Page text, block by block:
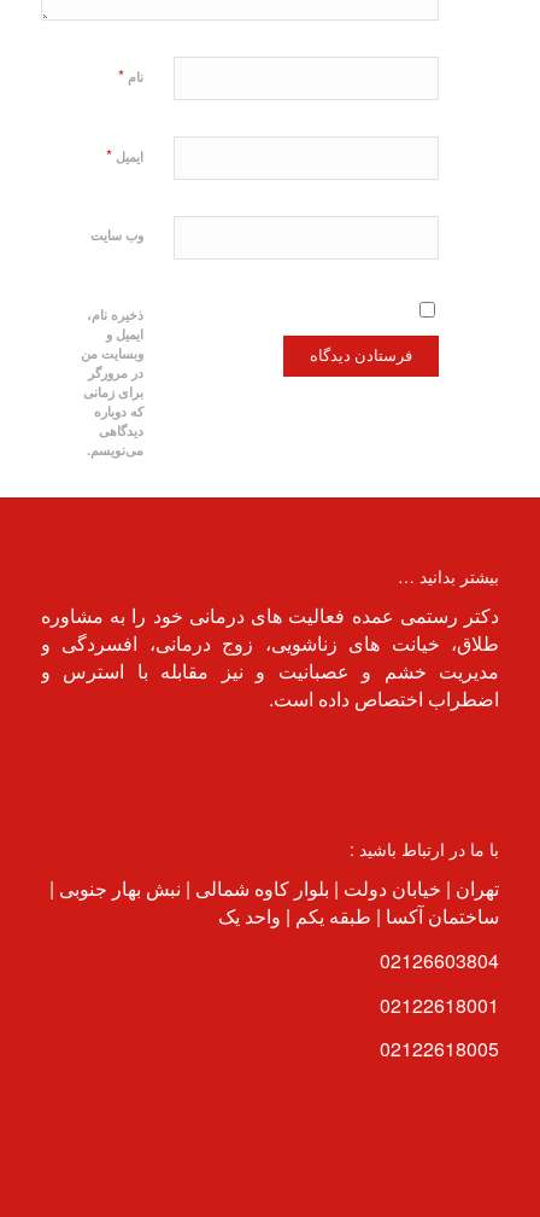
نام *
ایمیل *
وب‌ سایت
ذخیره نام،
ایمیل و
وبسایت من
در مرورگر
برای زمانی
که دوباره
دیدگاهی
می‌نویسم.
بیشتر بدانید …
دکتر رستمی عمده فعالیت های درمانی خود را به مشاوره
طلاق، خیانت های زناشویی، زوج درمانی، افسردگی و
مدیریت خشم و عصبانیت و نیز مقابله با استرس و
اضطراب اختصاص داده است.
با ما در ارتباط باشید :
تهران | خیابان دولت | بلوار کاوه شمالی | نبش بهار جنوبی |
ساختمان آکسا | طبقه یکم | واحد یک
02126603804
02122618001
02122618005